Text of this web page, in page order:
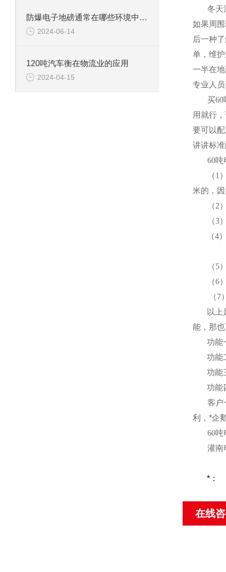
防爆电子地磅通常在哪些环境中使用？
2024-06-14
120吨汽车衡在物流业的应用
2024-04-15
冬天
如果周
后一种
单，维
一半在
专业人
买60
用就行
要可以
讲讲标
60吨
（1
米的，
（2
（3
（4
（5
（6
（7
以上
能，那
功能
功能
功能
功能
客户
利，*企
60吨
灌南
*：
在线